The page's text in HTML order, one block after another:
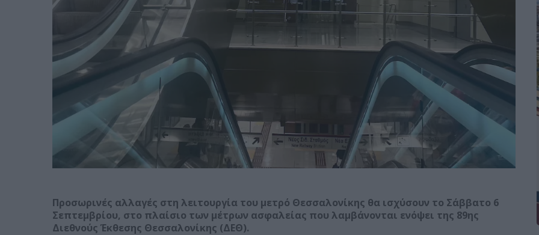
Προσωρινές αλλαγές στη λειτουργία του μετρό Θεσσαλονίκης θα ισχύσουν το Σάββατο 6
Σεπτεμβρίου, στο πλαίσιο των μέτρων ασφαλείας που λαμβάνονται ενόψει της 89ης
Διεθνούς Έκθεσης Θεσσαλονίκης (ΔΕΘ).